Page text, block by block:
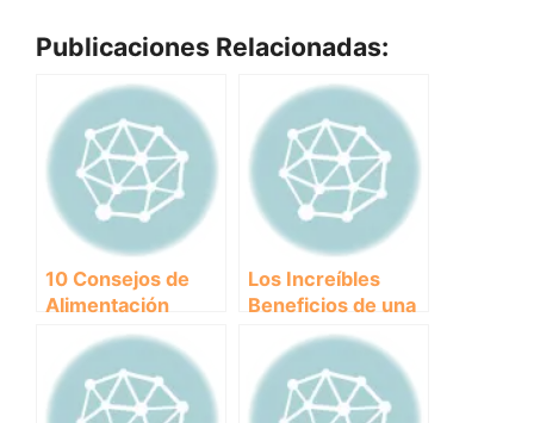
Publicaciones Relacionadas:
10 Consejos de
Alimentación
Canina para una
Nutrición
Equilibrada y
Saludable
Los Increíbles
Beneficios de una
Alimentación
Adecuada para tu
Salud